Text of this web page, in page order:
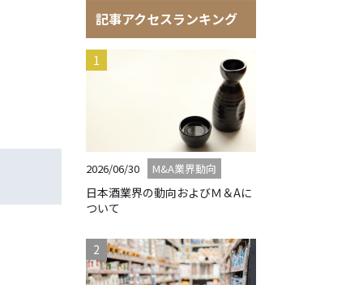
記事アクセスランキング
2026/06/30 M&A業界動向
日本酒業界の動向およびＭ＆Aに
ついて